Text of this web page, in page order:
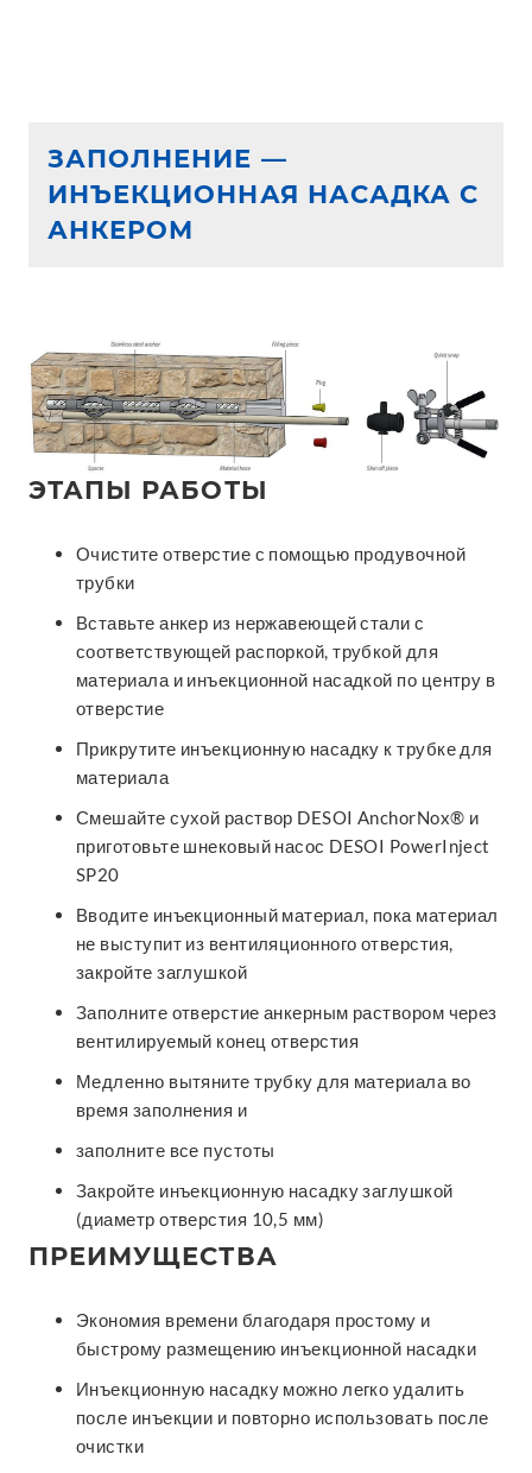
ЗАПОЛНЕНИЕ —
ИНЪЕКЦИОННАЯ НАСАДКА С
АНКЕРОМ
ЭТАПЫ РАБОТЫ
Очистите отверстие с помощью продувочной
трубки
Вставьте анкер из нержавеющей стали с
соответствующей распоркой, трубкой для
материала и инъекционной насадкой по центру в
отверстие
Прикрутите инъекционную насадку к трубке для
материала
Смешайте сухой раствор DESOI AnchorNox® и
приготовьте шнековый насос DESOI PowerInject
SP20
Вводите инъекционный материал, пока материал
не выступит из вентиляционного отверстия,
закройте заглушкой
Заполните отверстие анкерным раствором через
вентилируемый конец отверстия
Медленно вытяните трубку для материала во
время заполнения и
заполните все пустоты
Закройте инъекционную насадку заглушкой
(диаметр отверстия 10,5 мм)
ПРЕИМУЩЕСТВА
Экономия времени благодаря простому и
быстрому размещению инъекционной насадки
Инъекционную насадку можно легко удалить
после инъекции и повторно использовать после
очистки